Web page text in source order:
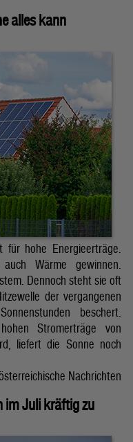
alles kann
für hohe Energieerträge.
Wärme gewinnen.
Dennoch steht sie oft
der vergangenen
beschert.
Stromerträge von
liefert die Sonne noch
Nachrichten
im Juli kräftig zu